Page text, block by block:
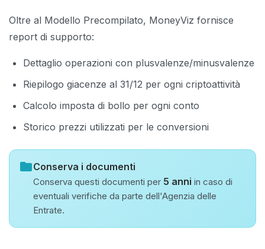
Oltre al Modello Precompilato, MoneyViz fornisce
report di supporto:
Dettaglio operazioni con plusvalenze/minusvalenze
Riepilogo giacenze al 31/12 per ogni criptoattività
Calcolo imposta di bollo per ogni conto
Storico prezzi utilizzati per le conversioni
folderConserva i documenti
Conserva questi documenti per 5 anni in caso di
eventuali verifiche da parte dell'Agenzia delle
Entrate.